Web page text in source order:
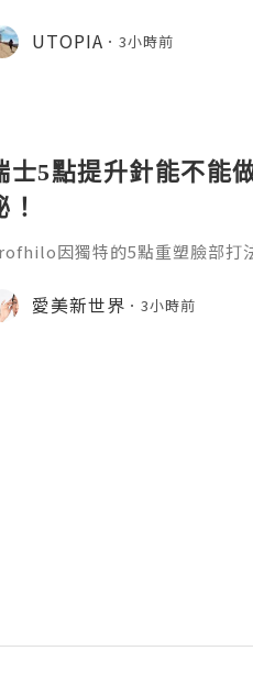
？《劇場版 CHIIKAWA 人魚
ひみつ）講述兔兔在草地上
UTOPIA 3小時前
士5點提升針能不能
！
因獨特的5點重塑臉部打
？它有什麼效果？瑞士5點提
就能得到清晰的答案。1.生物
愛美新世界 3小時前